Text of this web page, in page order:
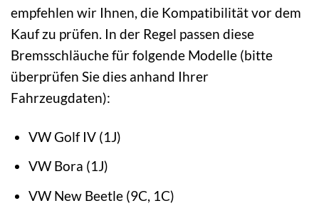
empfehlen wir Ihnen, die Kompatibilität vor dem
Kauf zu prüfen. In der Regel passen diese
Bremsschläuche für folgende Modelle (bitte
überprüfen Sie dies anhand Ihrer
Fahrzeugdaten):
VW Golf IV (1J)
VW Bora (1J)
VW New Beetle (9C, 1C)